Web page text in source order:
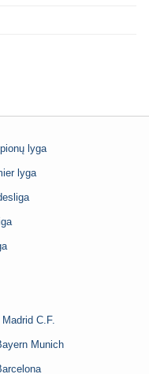
lyga
lyga
Madrid C.F.
Munich